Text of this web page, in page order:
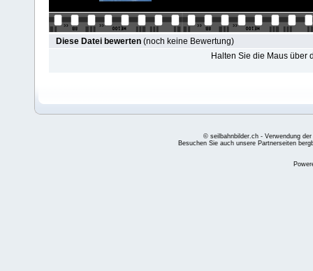
Diese Datei bewerten (noch keine Bewertung)
Halten Sie die Maus über
© seilbahnbilder.ch - Verwendung
Besuchen Sie auch unsere Partnerseiten